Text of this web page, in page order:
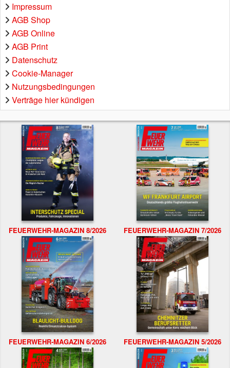
Impressum
AGB Shop
AGB Online
AGB Print
Datenschutz
Cookie-Manager
Nutzungsbedingungen
Verträge hier kündigen
FEUERWEHR-MAGAZIN 8/2026 FEUERWEHR-MAGAZIN 7/2026
FEUERWEHR-MAGAZIN 6/2026 FEUERWEHR-MAGAZIN 5/2026